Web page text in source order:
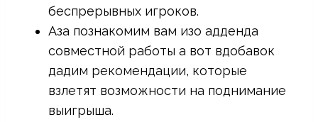
беспрерывных игроков.
Аза познакомим вам изо адденда
совместной работы а вот вдобавок
дадим рекомендации, которые
взлетят возможности на поднимание
выигрыша.